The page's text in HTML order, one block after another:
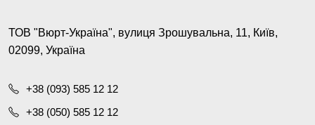
ТОВ "Вюрт-Україна", вулиця Зрошувальна, 11, Київ,
02099, Україна
+38 (093) 585 12 12
+38 (050) 585 12 12